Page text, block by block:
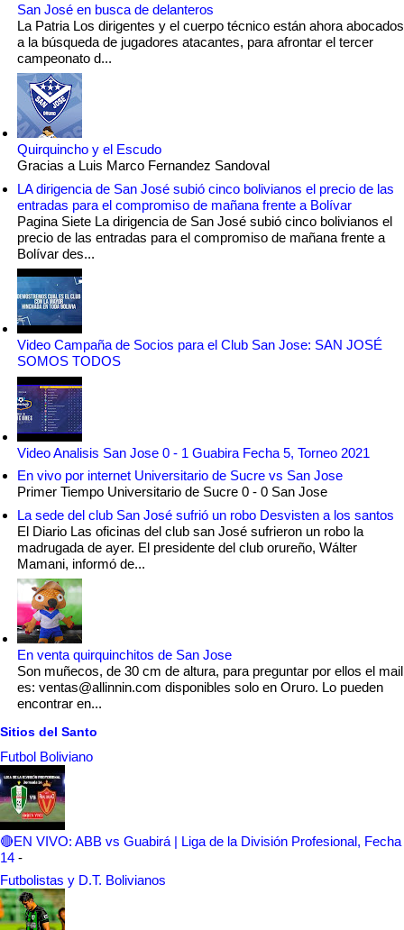
San José en busca de delanteros
La Patria Los dirigentes y el cuerpo técnico están ahora abocados
a la búsqueda de jugadores atacantes, para afrontar el tercer
campeonato d...
Quirquincho y el Escudo
Gracias a Luis Marco Fernandez Sandoval
LA dirigencia de San José subió cinco bolivianos el precio de las
entradas para el compromiso de mañana frente a Bolívar
Pagina Siete La dirigencia de San José subió cinco bolivianos el
precio de las entradas para el compromiso de mañana frente a
Bolívar des...
Video Campaña de Socios para el Club San Jose: SAN JOSÉ
SOMOS TODOS
Video Analisis San Jose 0 - 1 Guabira Fecha 5, Torneo 2021
En vivo por internet Universitario de Sucre vs San Jose
Primer Tiempo Universitario de Sucre 0 - 0 San Jose
La sede del club San José sufrió un robo Desvisten a los santos
El Diario Las oficinas del club san José sufrieron un robo la
madrugada de ayer. El presidente del club orureño, Wálter
Mamani, informó de...
En venta quirquinchitos de San Jose
Son muñecos, de 30 cm de altura, para preguntar por ellos el mail
es: ventas@allinnin.com disponibles solo en Oruro. Lo pueden
encontrar en...
Sitios del Santo
Futbol Boliviano
🔴EN VIVO: ABB vs Guabirá | Liga de la División Profesional, Fecha
14 -
Futbolistas y D.T. Bolivianos